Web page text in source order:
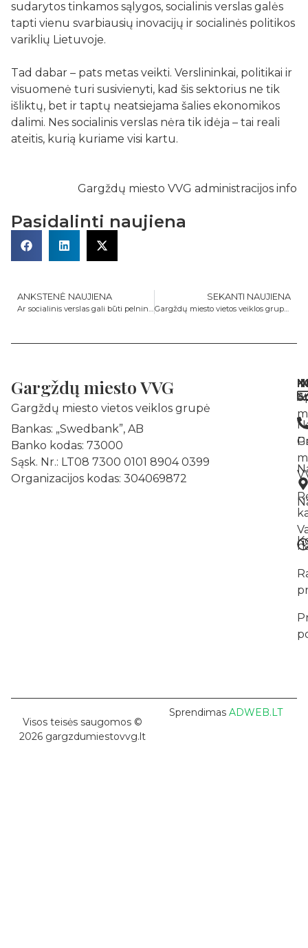
sudarytos tinkamos sąlygos, socialinis verslas galės
tapti vienu svarbiausių inovacijų ir socialinės politikos
variklių Lietuvoje.
Tad dabar – pats metas veikti. Verslininkai, politikai ir
visuomenė turi susivienyti, kad šis sektorius ne tik
išliktų, bet ir taptų neatsiejama šalies ekonomikos
dalimi. Nes socialinis verslas nėra tik idėja – tai reali
ateitis, kurią kuriame visi kartu.
Gargždų miesto VVG administracijos info
Pasidalinti naujiena
ANKSTENĖ NAUJIENA
Ar socialinis verslas gali būti pelningas? Mitas ar realybė?
SEKANTI NAUJIENA
Gargždų miesto vietos veiklos grupė kviečia veikti ir keisti – tavo idėjos gali tapti realybe!
Gargždų miesto VVG
Gargždų miesto vietos veiklos grupė
Bankas: „Swedbank”, AB
Banko kodas: 73000
Sąsk. Nr.: LT08 7300 0101 8904 0399
Organizacijos kodas: 304069872
Visos teisės saugomos ©
2026 gargzdumiestovvg.lt
Sprendimas ADWEB.LT